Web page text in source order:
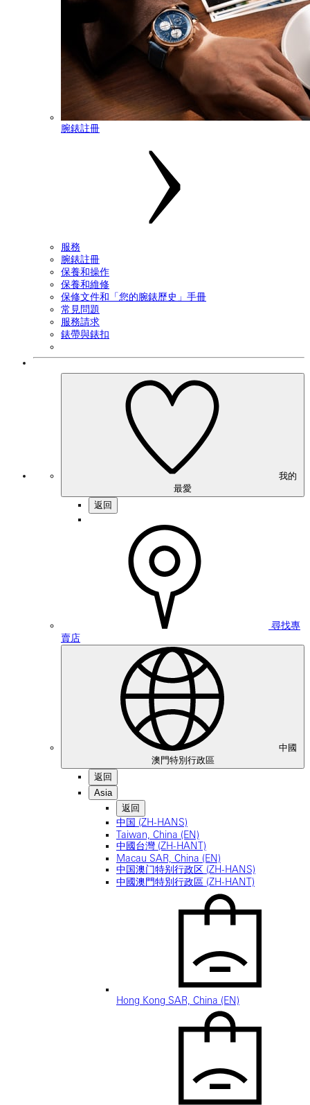
腕錶註冊
服務
腕錶註冊
保養和操作
保養和維修
保修文件和「您的腕錶歷史」手冊
常見問題
服務請求
錶帶與錶扣
最愛
返回
尋找專
賣店
中國
澳門特別行政區
返回
Asia
返回
中国 (ZH-HANS)
Taiwan, China (EN)
中國台灣 (ZH-HANT)
Macau SAR, China (EN)
中国澳门特别行政区 (ZH-HANS)
中國澳門特別行政區 (ZH-HANT)
Hong Kong SAR, China (EN)